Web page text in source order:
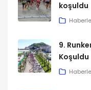
koşuldu
9.
Koşuldu